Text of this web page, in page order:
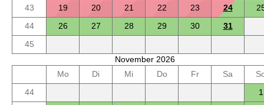
43
19 20 21 22 23 24
44
26 27 28 29 30
31
45
November 2026
Mo
Di Mi Do Fr Sa
44
1